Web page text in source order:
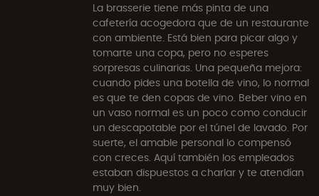
La brasserie tiene más pinta de una
cafetería acogedora que de un restaurante
con ambiente. Está bien para picar algo y
tomarte una copa, pero no esperes
sorpresas culinarias. Una pequeña mejora:
cuando pides una botella de vino, lo normal
es que te den copas de vino. Beber vino en
un vaso normal es un poco como conducir
un descapotable por el túnel de lavado. Por
suerte, el amable personal lo compensó
con creces. Aquí también los empleados
estaban dispuestos a charlar y te atendían
muy bien.